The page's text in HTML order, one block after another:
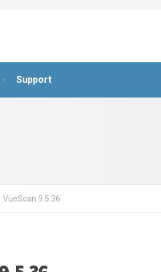
Support
VueScan 9.5.36